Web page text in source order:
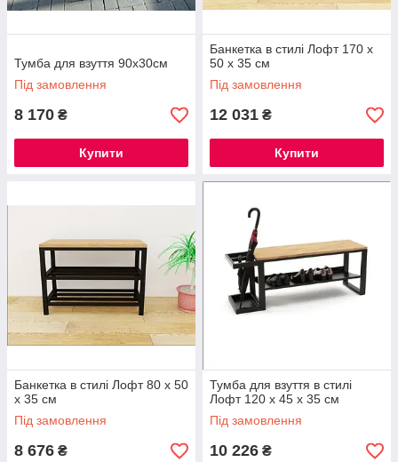
Тумба для взуття 90х30см
Під замовлення
8 170 ₴
Купити
Банкетка в стилі Лофт 170 х
50 х 35 см
Під замовлення
12 031 ₴
Купити
Банкетка в стилі Лофт 80 х 50
х 35 см
Під замовлення
8 676 ₴
Тумба для взуття в стилі
Лофт 120 х 45 х 35 см
Під замовлення
10 226 ₴